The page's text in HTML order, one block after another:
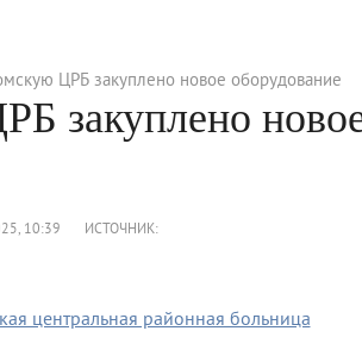
ЦРБ закуплено новое оборудование
закуплено
10:39 ИСТОЧНИК:
центральная районная больница